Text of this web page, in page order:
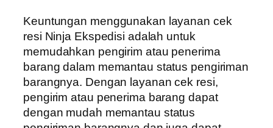
Keuntungan menggunakan layanan cek
resi Ninja Ekspedisi adalah untuk
memudahkan pengirim atau penerima
barang dalam memantau status pengiriman
barangnya. Dengan layanan cek resi,
pengirim atau penerima barang dapat
dengan mudah memantau status